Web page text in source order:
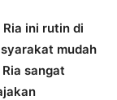
ini rutin di
mudah
sangat